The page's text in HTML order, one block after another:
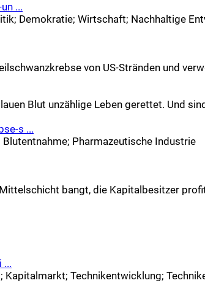
...
; Demokratie; Wirtschaft; Nachhaltige
von US-Stränden und
Blut unzählige Leben gerettet. Und
s ...
Blutentnahme; Pharmazeutische Industrie
bangt, die Kapitalbesitzer
...
; Kapitalmarkt; Technikentwicklung;